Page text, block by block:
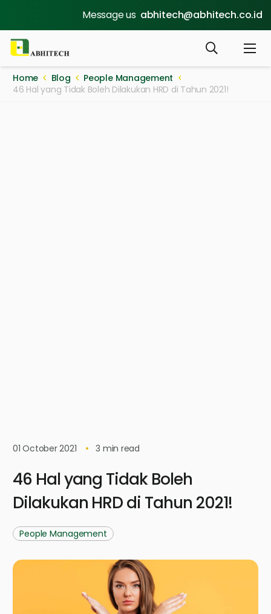
Message us abhitech@abhitech.co.id
Home Blog
People Management
46 Hal yang Tidak Boleh Dilakukan HRD di Tahun 2021!
01 October 2021 3 min read
46 Hal yang Tidak Boleh
Dilakukan HRD di Tahun 2021!
People Management